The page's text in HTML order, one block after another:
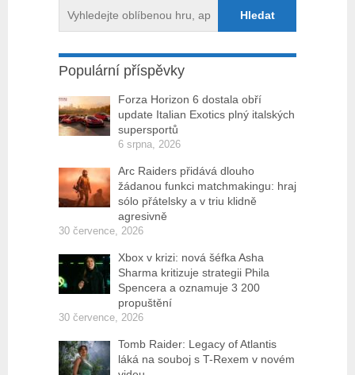
Populární příspěvky
Forza Horizon 6 dostala obří
update Italian Exotics plný italských
supersportů
6 srpna, 2026
Arc Raiders přidává dlouho
žádanou funkci matchmakingu: hraj
sólo přátelsky a v triu klidně
agresivně
30 července, 2026
Xbox v krizi: nová šéfka Asha
Sharma kritizuje strategii Phila
Spencera a oznamuje 3 200
propuštění
30 července, 2026
Tomb Raider: Legacy of Atlantis
láká na souboj s T-Rexem v novém